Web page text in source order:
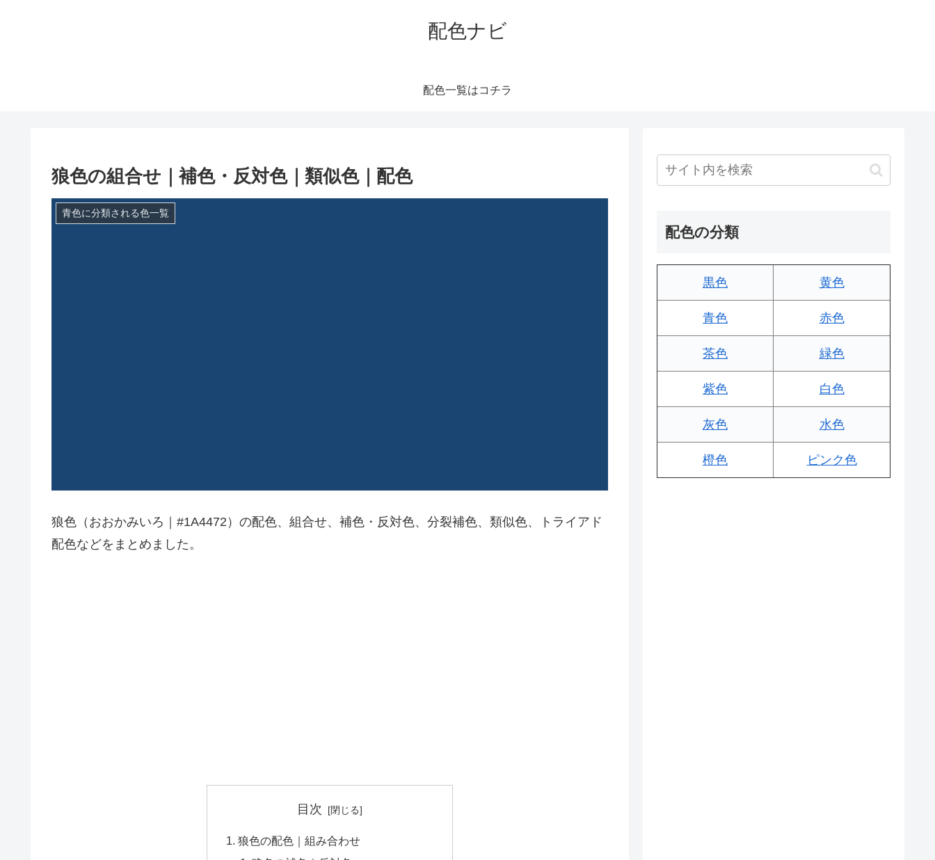
配色ナビ
配色一覧はコチラ
狼色の組合せ｜補色・反対色｜類似色｜配色
青色に分類される色一覧
狼色（おおかみいろ｜#1A4472）の配色、組合せ、補色・反対色、分裂補色、類似色、トライアド
配色などをまとめました。
目次
狼色の配色｜組み合わせ
配色の分類
黒色 黄色
青色 赤色
茶色 緑色
紫色 白色
灰色 水色
橙色 ピンク色